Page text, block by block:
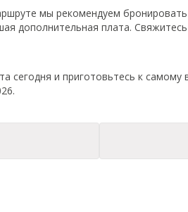
мы рекомендуем
дополнительная плата.
сегодня и приготовьтесь к